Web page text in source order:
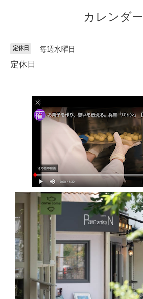
カレンダー
定休日 毎週水曜日
定休日